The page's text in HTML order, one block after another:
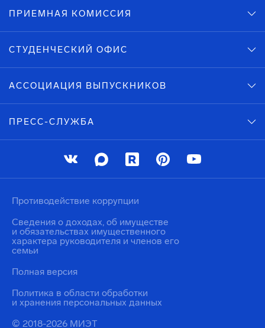
ПРИЕМНАЯ КОМИССИЯ
СТУДЕНЧЕСКИЙ ОФИС
АССОЦИАЦИЯ ВЫПУСКНИКОВ
ПРЕСС-СЛУЖБА
© 2018-2026 МИЭТ
Политика в области обработки
и хранения персональных данных
Противодействие коррупции
Сведения о доходах, об имуществе
и обязательствах имущественного
характера руководителя и членов его
семьи
Полная версия